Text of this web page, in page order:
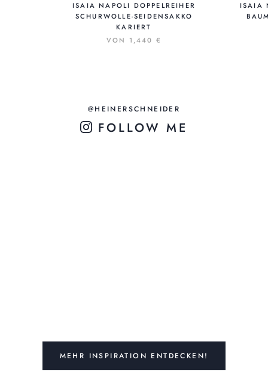
ISAIA NAPOLI DOPPELREIHER
SCHURWOLLE-SEIDENSAKKO
KARIERT
VON 1,440 €
ISAIA
@HEINERSCHNEIDER
FOLLOW ME
MEHR INSPIRATION ENTDECKEN!